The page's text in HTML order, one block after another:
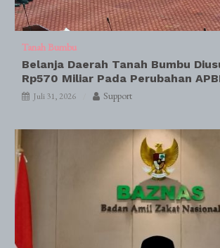
Tanah Bumbu
Belanja Daerah Tanah Bumbu
Rp570 Miliar Pada Perubahan
Juli 31, 2026 Support